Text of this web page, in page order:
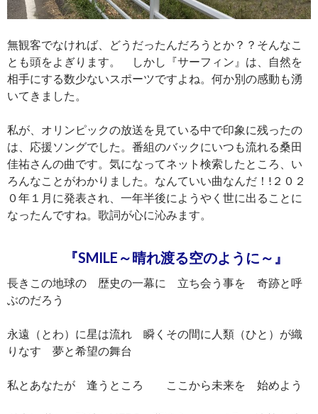
無観客でなければ、どうだったんだろうとか？？そんなこ
とも頭をよぎります。 しかし『サーフィン』は、自然を
相手にする数少ないスポーツですよね。何か別の感動も湧
いてきました。
私が、オリンピックの放送を見ている中で印象に残ったの
は、応援ソングでした。番組のバックにいつも流れる桑田
佳祐さんの曲です。気になってネット検索したところ、い
ろんなことがわかりました。なんていい曲なんだ！!２０２
０年１月に発表され、一年半後にようやく世に出ることに
なったんですね。歌詞が心に沁みます。
『SMILE～晴れ渡る空のように～』
長きこの地球の 歴史の一幕に 立ち会う事を 奇跡と呼
ぶのだろう
永遠（とわ）に星は流れ 瞬くその間に人類（ひと）が織
りなす 夢と希望の舞台
私とあなたが 逢うところ ここから未来を 始めよう